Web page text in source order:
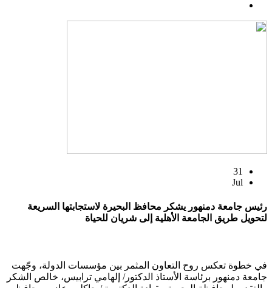
31
Jul
رئيس جامعة دمنهور يشكر محافظ البحيرة لاستجابتها السريعة
لتحويل طريق الجامعة الأهلية إلى شريان للحياة
في خطوة تعكس روح التعاون المثمر بين مؤسسات الدولة، وجّهت
جامعة دمنهور برئاسة الأستاذ الدكتور/ إلهامي ترابيس، خالص الشكر